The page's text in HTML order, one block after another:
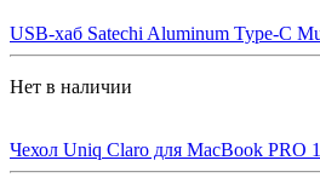
USB-хаб Satechi Aluminum Type-C
Нет в наличии
Чехол Uniq Claro для MacBook